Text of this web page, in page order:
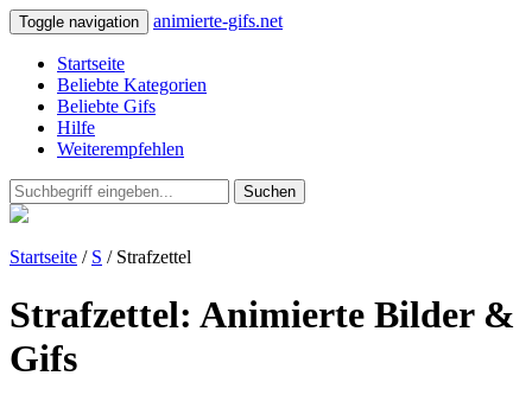
Toggle navigation animierte-gifs.net
Startseite
Beliebte Kategorien
Beliebte Gifs
Hilfe
Weiterempfehlen
Suchen
Startseite / S / Strafzettel
Strafzettel: Animierte Bilder &
Gifs